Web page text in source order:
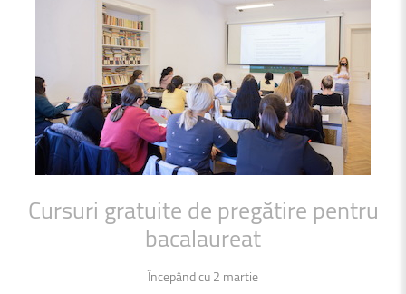
Cursuri gratuite de pregătire pentru
bacalaureat
Începând cu 2 martie